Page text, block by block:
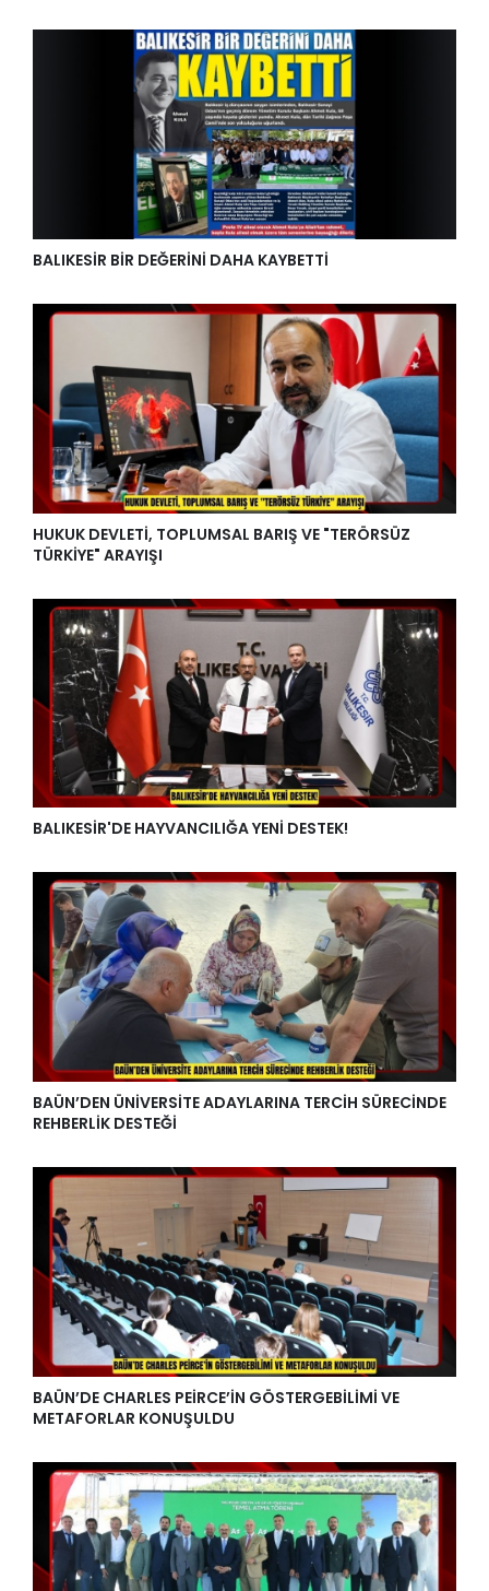
BALIKESİR BİR DEĞERİNİ DAHA KAYBETTİ
HUKUK DEVLETİ, TOPLUMSAL BARIŞ VE "TERÖRSÜZ
TÜRKİYE" ARAYIŞI
BALIKESİR'DE HAYVANCILIĞA YENİ DESTEK!
BAÜN’DEN ÜNİVERSİTE ADAYLARINA TERCİH SÜRECİNDE
REHBERLİK DESTEĞİ
BAÜN’DE CHARLES PEİRCE’İN GÖSTERGEBİLİMİ VE
METAFORLAR KONUŞULDU